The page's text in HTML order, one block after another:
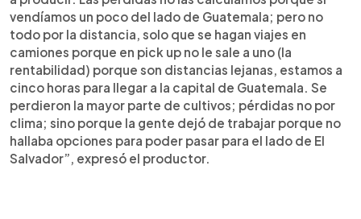
vendíamos un poco del lado de Guatemala; pero no
todo por la distancia, solo que se hagan viajes en
camiones porque en pick up no le sale a uno (la
rentabilidad) porque son distancias lejanas, estamos a
cinco horas para llegar a la capital de Guatemala. Se
perdieron la mayor parte de cultivos; pérdidas no por
clima; sino porque la gente dejó de trabajar porque no
hallaba opciones para poder pasar para el lado de El
Salvador”, expresó el productor.